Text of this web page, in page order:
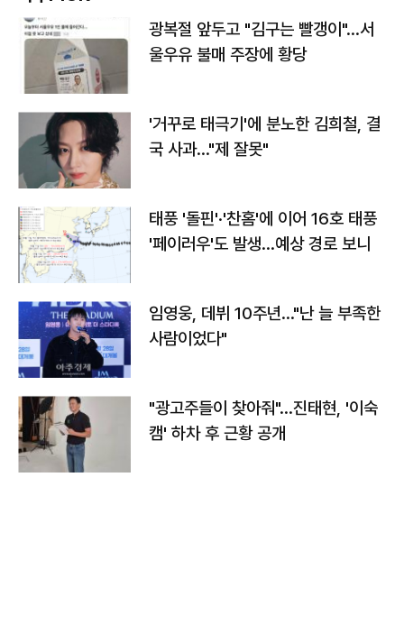
광복절 앞두고 "김구는 빨갱이"…서
울우유 불매 주장에 황당
'거꾸로 태극기'에 분노한 김희철, 결
국 사과…"제 잘못"
태풍 '돌핀'·'찬홈'에 이어 16호 태풍
'페이러우'도 발생…예상 경로 보니
임영웅, 데뷔 10주년…"난 늘 부족한
사람이었다"
"광고주들이 찾아줘"…진태현, '이숙
캠' 하차 후 근황 공개